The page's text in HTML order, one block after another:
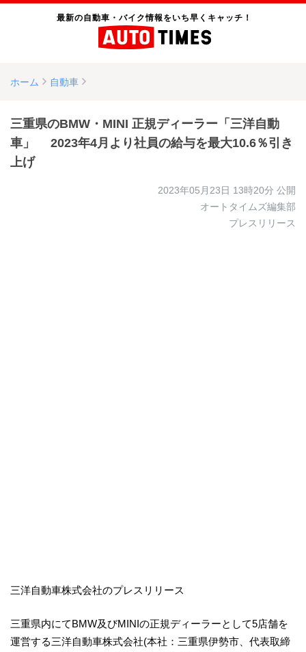
最新の自動車・バイク情報をいち早くキャッチ！
ホーム 自動車
三重県のBMW・MINI 正規ディーラー「三洋自動
車」 2023年4月より社員の給与を最大10.6％引き
上げ
2023年05月23日 13時20分 公開
オートタイムズ編集部
プレスリリース
三洋自動車株式会社のプレスリリース
三重県内にてBMW及びMINIの正規ディーラーとして5店舗を
運営する三洋自動車株式会社(本社：三重県伊勢市、代表取締